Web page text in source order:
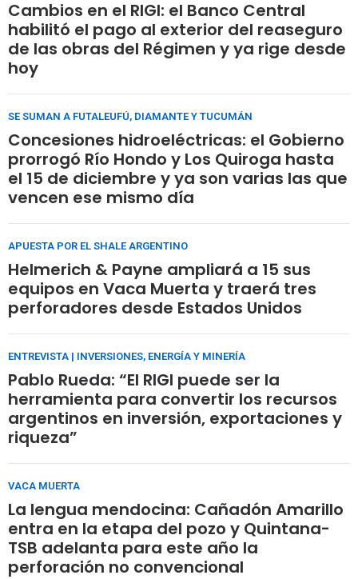
Cambios en el RIGI: el Banco Central
habilitó el pago al exterior del reaseguro
de las obras del Régimen y ya rige desde
hoy
SE SUMAN A FUTALEUFÚ, DIAMANTE Y TUCUMÁN
Concesiones hidroeléctricas: el Gobierno
prorrogó Río Hondo y Los Quiroga hasta
el 15 de diciembre y ya son varias las que
vencen ese mismo día
APUESTA POR EL SHALE ARGENTINO
Helmerich & Payne ampliará a 15 sus
equipos en Vaca Muerta y traerá tres
perforadores desde Estados Unidos
ENTREVISTA | INVERSIONES, ENERGÍA Y MINERÍA
Pablo Rueda: “El RIGI puede ser la
herramienta para convertir los recursos
argentinos en inversión, exportaciones y
riqueza”
VACA MUERTA
La lengua mendocina: Cañadón Amarillo
entra en la etapa del pozo y Quintana-
TSB adelanta para este año la
perforación no convencional